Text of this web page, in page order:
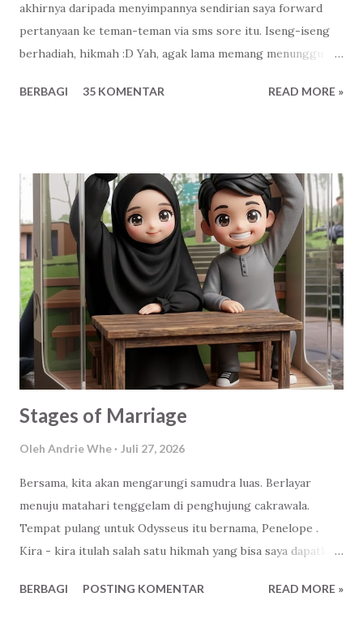
akhirnya daripada menyimpannya sendirian saya forward
pertanyaan ke teman-teman via sms sore itu. Iseng-iseng
berhadiah, hikmah :D Yah, agak lama memang menunggu
mungkin teman-teman saya mulai berpikir apa yang paling
yaa :v Anonymous I : Kebahagiaan Anonymous II : Dimana
aku bisa menemukan cinta sejati dari wanita yang sholeha
yang bisa selalu mengingatkan kalo aku salah/khilaf. Yang
bisa membimbing aku menjadi suami yang sholeh untuk
keluargaku. Anonymous III : Ketenangan hati Anonymous IV
: Rizki dari Yang Maha Kuasa Jawaban yang beragam bukan?
Jawaban-jawaban itu menurut analisis saya sebagai pakar
bla-bla-bla :D . Datang dari latar belakang, situasi dan
kondisi teman-tema...
BERBAGI 35 KOMENTAR READ MORE »
Stages of Marriage
Oleh Andrie Whe Juli 27, 2026
Bersama, kita akan mengarungi samudra luas. Berlayar
menuju matahari tenggelam di penghujung cakrawala.
Tempat pulang untuk Odysseus itu bernama, Penelope .
Kira - kira itulah salah satu hikmah yang bisa saya dapatkan
lebih tiga jam. Untungnya, tanpa direncanakan dan sudah
BERBAGI POSTING KOMENTAR READ MORE »